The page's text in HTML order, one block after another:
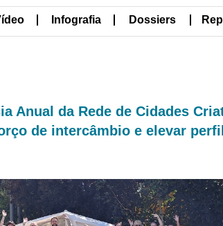
Infografia Dossiers
Anual da Rede de Cidades
de intercâmbio e elevar